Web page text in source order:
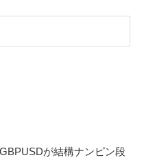
が結構ナンピン段